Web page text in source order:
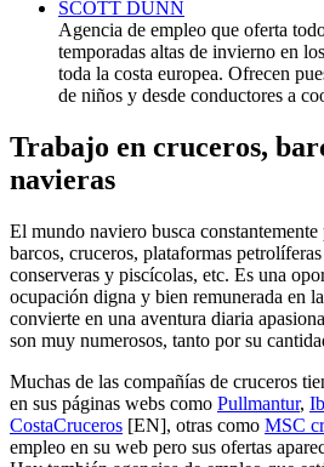
SCOTT DUNN
Agencia de empleo que oferta
temporadas altas de invierno en
toda la costa europea. Ofrecen
de niños y desde conductores a
Trabajo en cruceros,
navieras
El mundo naviero busca constantemente
barcos, cruceros, plataformas
conserveras y piscícolas, etc. Es una
ocupación digna y bien remunerada en
convierte en una aventura diaria
son muy numerosos, tanto por su
Muchas de las compañías de cruceros
en sus páginas webs como Pullmantur,
CostaCruceros [EN], otras como MSC
empleo en su web pero sus ofertas